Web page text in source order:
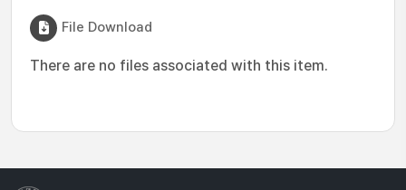
File Download
There are no files associated with this item.